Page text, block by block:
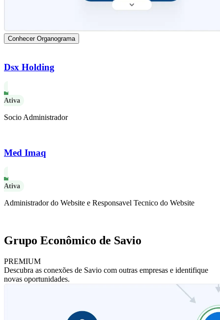
Conhecer Organograma
Dsx Holding
Ativa
Socio Administrador
Med Imaq
Ativa
Administrador do Website e Responsavel Tecnico do Website
Grupo Econômico de Savio
PREMIUM
Descubra as conexões de Savio com outras empresas e identifique
novas oportunidades.